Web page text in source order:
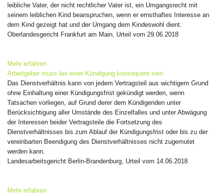
leibliche Vater, der nicht rechtlicher Vater ist, ein Umgangsrecht mit
seinem leiblichen Kind beanspruchen, wenn er ernsthaftes Interesse an
dem Kind gezeigt hat und der Umgang dem Kindeswohl dient.
Oberlandesgericht Frankfurt am Main, Urteil vom 29.06.2018
Mehr erfahren
Arbeitgeber muss bei einer Kündigung konsequent sein
Das Dienstverhältnis kann von jedem Vertragsteil aus wichtigem Grund
ohne Einhaltung einer Kündigungsfrist gekündigt werden, wenn
Tatsachen vorliegen, auf Grund derer dem Kündigenden unter
Berücksichtigung aller Umstände des Einzelfalles und unter Abwägung
der Interessen beider Vertragsteile die Fortsetzung des
Dienstverhältnisses bis zum Ablauf der Kündigungsfrist oder bis zu der
vereinbarten Beendigung des Dienstverhältnisses nicht zugemutet
werden kann.
Landesarbeitsgericht Berlin-Brandenburg, Urteil vom 14.06.2018
Mehr erfahren